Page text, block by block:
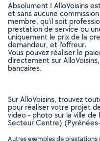
Absolument ! AlloVoisins
et sans aucune
membre, qu’il soit
prestation de service ou
uniquement le prix de la
demandeur, et l’offreur.
Vous pouvez réaliser le
directement sur
bancaires.
Sur AlloVoisins, trouvez
pour réaliser votre projet
video - photo sur la ville de
Secteur Centre)
Autres exemples de